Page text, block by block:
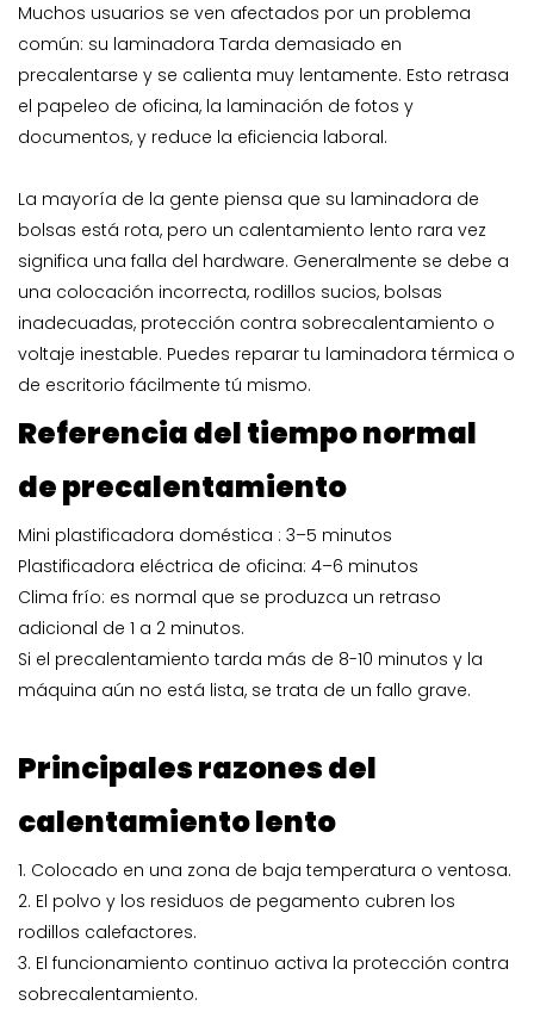
Muchos usuarios se ven afectados por un problema
común: su laminadora Tarda demasiado en
precalentarse y se calienta muy lentamente. Esto retrasa
el papeleo de oficina, la laminación de fotos y
documentos, y reduce la eficiencia laboral.
La mayoría de la gente piensa que su laminadora de
bolsas está rota, pero un calentamiento lento rara vez
significa una falla del hardware. Generalmente se debe a
una colocación incorrecta, rodillos sucios, bolsas
inadecuadas, protección contra sobrecalentamiento o
voltaje inestable. Puedes reparar tu laminadora térmica o
de escritorio fácilmente tú mismo.
Referencia del tiempo normal
de precalentamiento
Mini plastificadora doméstica : 3–5 minutos
Plastificadora eléctrica de oficina: 4–6 minutos
Clima frío: es normal que se produzca un retraso
adicional de 1 a 2 minutos.
Si el precalentamiento tarda más de 8-10 minutos y la
máquina aún no está lista, se trata de un fallo grave.
Principales razones del
calentamiento lento
1. Colocado en una zona de baja temperatura o ventosa.
2. El polvo y los residuos de pegamento cubren los
rodillos calefactores.
3. El funcionamiento continuo activa la protección contra
sobrecalentamiento.